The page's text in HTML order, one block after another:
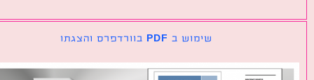
שימוש ב PDF בוורדפרס והצגתו